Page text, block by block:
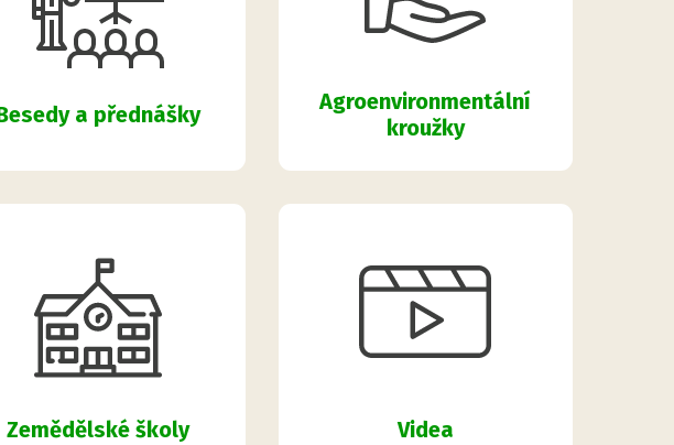
a přednášky
Agroenvironmentální
kroužky
Zemědělské školy Videa